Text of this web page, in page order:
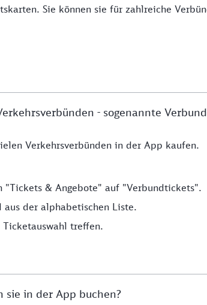
Sie können sie für zahlreiche
- sogenannte
Verkehrsverbünden in der App kaufen.
"Tickets & Angebote" auf "Verbundtickets".
aus der alphabetischen Liste.
treffen.
in der App buchen?